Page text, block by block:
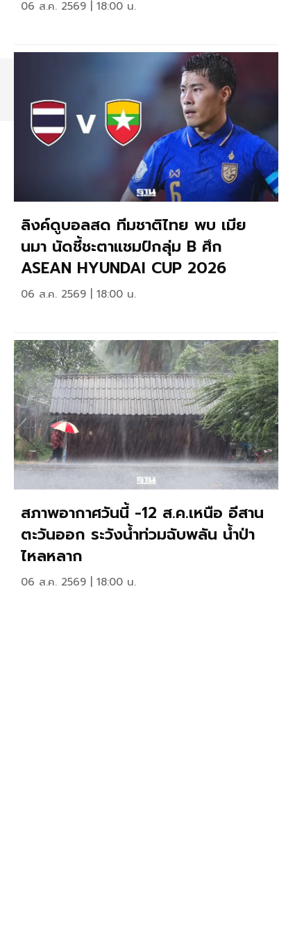
06 ส.ค. 2569 | 18:00 น.
ลิงค์ดูบอลสด ทีมชาติไทย พบ เมีย
นมา นัดชี้ชะตาแชมป์กลุ่ม B ศึก
ASEAN HYUNDAI CUP 2026
06 ส.ค. 2569 | 18:00 น.
สภาพอากาศวันนี้ -12 ส.ค.เหนือ อีสาน
ตะวันออก ระวังน้ำท่วมฉับพลัน น้ำป่า
ไหลหลาก
06 ส.ค. 2569 | 18:00 น.